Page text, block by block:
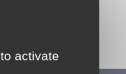
activate